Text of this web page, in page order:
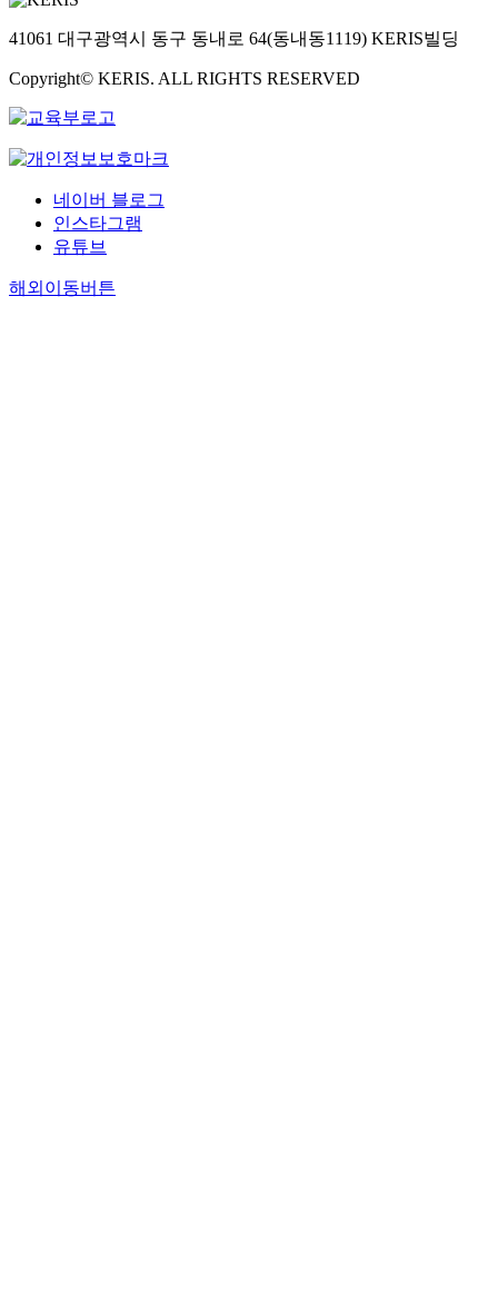
41061 대구광역시 동구 동내로 64(동내동1119) KERIS빌딩
Copyright© KERIS. ALL RIGHTS RESERVED
네이버 블로그
인스타그램
유튜브
해외이동버튼